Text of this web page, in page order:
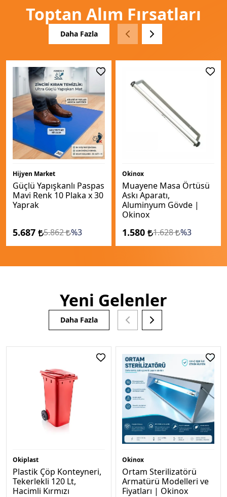
Toptan Alım Fırsatları
Daha Fazla
Hijyen Market
Güçlü Yapışkanlı Paspas
Mavi Renk 10 Plaka x 30
Yaprak
5.687 5.862 %3
Okinox
Muayene Masa Örtüsü
Askı Aparatı,
Aluminyum Gövde |
Okinox
1.580 1.628 %3
Yeni Gelenler
Daha Fazla
Okiplast
Plastik Çöp Konteyneri,
Tekerlekli 120 Lt,
Hacimli Kırmızı
Okinox
Ortam Sterilizatörü
Armatürü Modelleri ve
Fiyatları | Okinox